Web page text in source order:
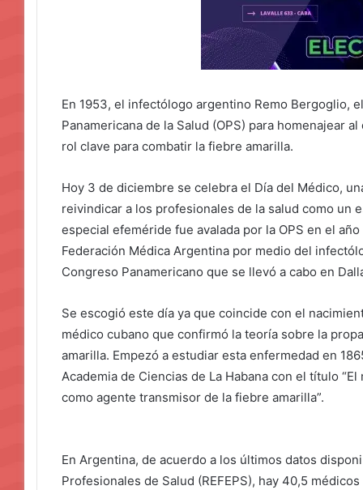
En 1953, el infectólogo argentino Remo Bergoglio,
Panamericana de la Salud (OPS) para homenajear
rol clave para combatir la fiebre amarilla.
Hoy 3 de diciembre se celebra el Día del Médico,
reivindicar a los profesionales de la salud como un
especial efeméride fue avalada por la OPS en el
Federación Médica Argentina por medio del
Congreso Panamericano que se llevó a cabo en
Se escogió este día ya que coincide con el
médico cubano que confirmó la teoría sobre la
amarilla. Empezó a estudiar esta enfermedad en
Academia de Ciencias de La Habana con el título
como agente transmisor de la fiebre amarilla”.
En Argentina, de acuerdo a los últimos datos
Profesionales de Salud (REFEPS), hay 40,5